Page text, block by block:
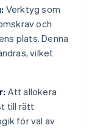
Verktyg som
och
plats. Denna
vilket
Att allokera
till rätt
för val av